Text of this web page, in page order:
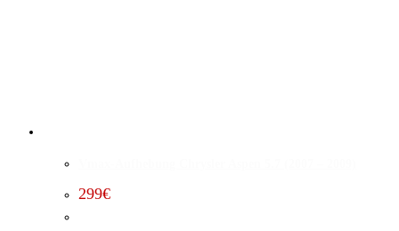
299€